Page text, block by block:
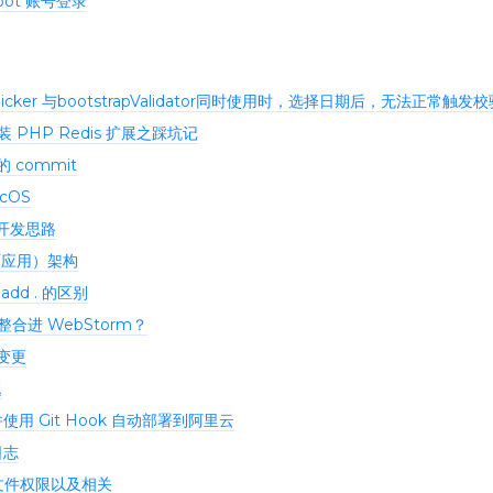
与bootstrapValidator同时使用时，选择日期后，无法正常触发校
PHP Redis 扩展之踩坑记
commit
发思路
用）架构
. 的区别
合进 WebStorm？
更
用 Git Hook 自动部署到阿里云
权限以及相关